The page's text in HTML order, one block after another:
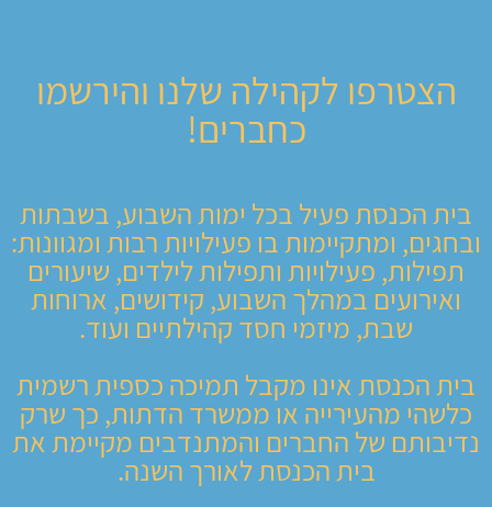
הצטרפו לקהילה שלנו והירשמו
כחברים!
בית הכנסת פעיל בכל ימות השבוע, בשבתות
ובחגים, ומתקיימות בו פעילויות רבות ומגוונות:
תפילות, פעילויות ותפילות לילדים, שיעורים
ואירועים במהלך השבוע, קידושים, ארוחות
שבת, מיזמי חסד קהילתיים ועוד.
בית הכנסת אינו מקבל תמיכה כספית רשמית
כלשהי מהעירייה או ממשרד הדתות, כך שרק
נדיבותם של החברים והמתנדבים מקיימת את
בית הכנסת לאורך השנה.